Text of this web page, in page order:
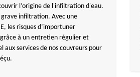
l’origine de l'infiltration d'eau.
infiltration. Avec une
les risques d’importuner
à un entretien régulier et
aux services de nos couvreurs pour